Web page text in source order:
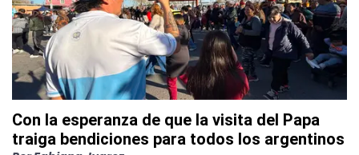
Con la esperanza de que la visita del Papa
traiga bendiciones para todos los argentinos